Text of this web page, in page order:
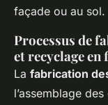
façade ou au sol.
Processus de
et recyclage en
La fabrication
l’assemblage